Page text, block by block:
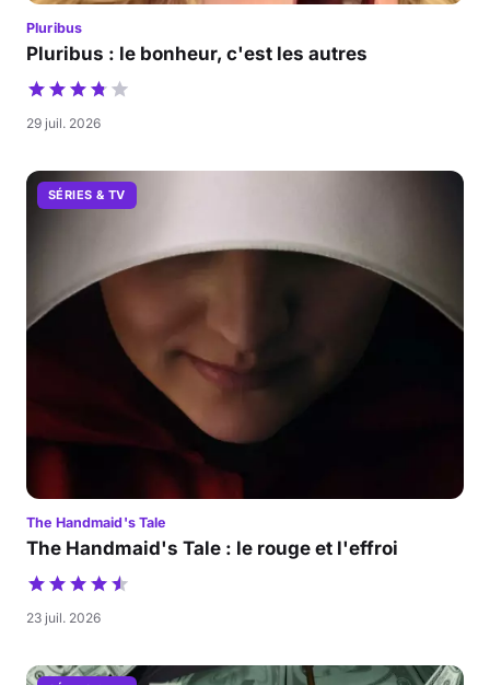
Pluribus
Pluribus : le bonheur, c'est les autres
29 juil. 2026
SÉRIES & TV
The Handmaid's Tale
The Handmaid's Tale : le rouge et l'effroi
23 juil. 2026